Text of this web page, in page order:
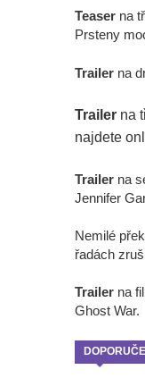
Teaser na
Prsteny
Trailer na
Trailer na
najdete
Trailer na
Jennifer
Nemilé
řadách
Trailer na
Ghost War.